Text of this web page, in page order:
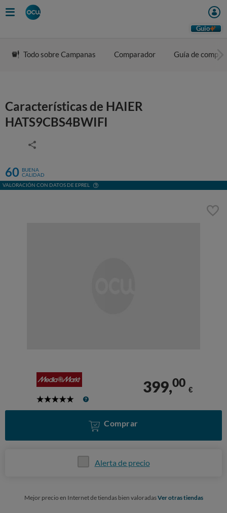
Guio
Todo sobre Campanas Comparador Guía de compra
Características de HAIER
HATS9CBS4BWIFI
60 BUENA
CALIDAD
VALORACIÓN CON DATOS DE EPREL
5
399,00
€
Comprar
Alerta de precio
Mejor precio en Internet de tiendas bien valoradasVer otras tiendas